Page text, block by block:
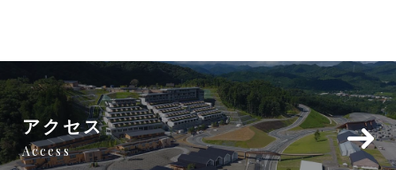
アクセス
Access